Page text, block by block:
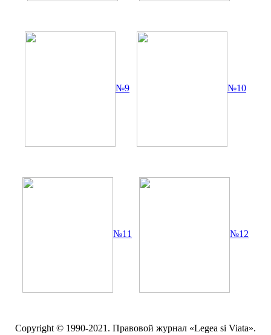
№9 №10
№11 №12
Copyright © 1990-2021. Правовой журнал «Legea si Viata».